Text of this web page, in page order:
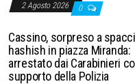
2 Agosto 2026 0
Cassino, sorpreso a
hashish in piazza Miranda:
arrestato dai Carabinieri
supporto della Polizia